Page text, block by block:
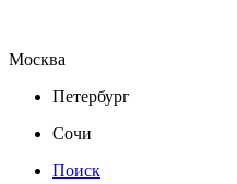
Москва
Петербург
Сочи
Поиск